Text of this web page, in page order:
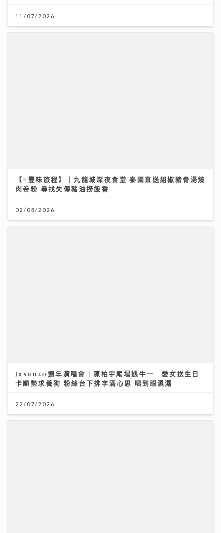
11/07/2026
Jason20週年演唱會｜陳柏宇尾場遇牛一 愛女送生日
卡順勢求養狗 粉絲台下排字滿心思 唱到眼濕濕
22/07/2026